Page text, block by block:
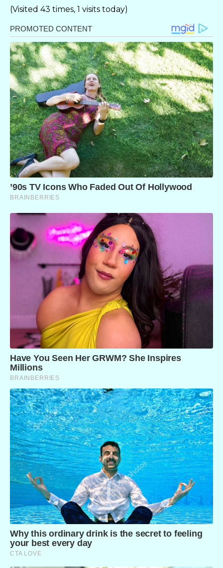
(Visited 43 times, 1 visits today)